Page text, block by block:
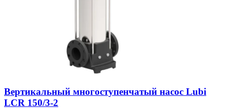
Вертикальный многоступенчатый насос Lubi
LCR 150/3-2